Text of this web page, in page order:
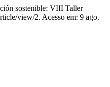
sostenible: VIII Taller
view/2. Acesso em: 9 ago.